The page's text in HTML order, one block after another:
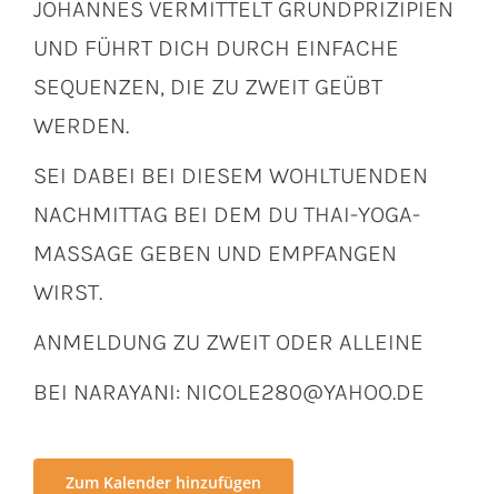
JOHANNES VERMITTELT GRUNDPRIZIPIEN
UND FÜHRT DICH DURCH EINFACHE
SEQUENZEN, DIE ZU ZWEIT GEÜBT
WERDEN.
SEI DABEI BEI DIESEM WOHLTUENDEN
NACHMITTAG BEI DEM DU THAI-YOGA-
MASSAGE GEBEN UND EMPFANGEN
WIRST.
ANMELDUNG ZU ZWEIT ODER ALLEINE
BEI NARAYANI: NICOLE280@YAHOO.DE
Zum Kalender hinzufügen